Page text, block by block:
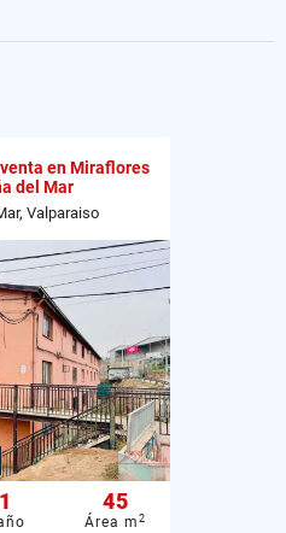
en Miraflores
del Mar
Valparaiso
1 45
Área m 2